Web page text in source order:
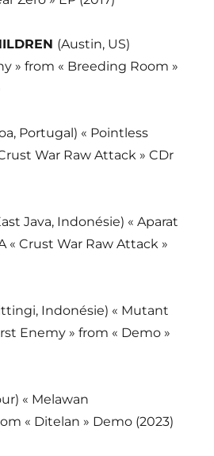
(Austin, US)
» from « Breeding Room »
Portugal) « Pointless
War Raw Attack » CDr
Java, Indonésie) « Aparat
« Crust War Raw Attack »
Indonésie) « Mutant
Enemy » from « Demo »
« Melawan
« Ditelan » Demo (2023)